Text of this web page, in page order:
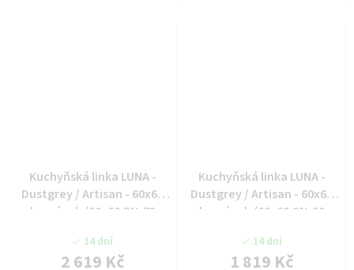
Kuchyňská linka LUNA -
Dustgrey / Artisan - 60x60
horní roh (60x60 GN-72
14 dní
2 619 Kč
Kuchyňská linka LUNA -
Dustgrey / Artisan - 60x60
horní roh (60x60 GN-90
14 dní
1 819 Kč